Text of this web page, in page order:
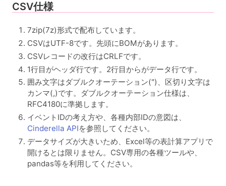
CSV仕様
7zip(7z)形式で配布しています。
CSVはUTF-8です。先頭にBOMがあります。
CSVレコードの改行はCRLFです。
1行目がヘッダ行です。2行目からがデータ行です。
囲み文字はダブルクオーテーション(")、区切り文字は
カンマ(,)です。ダブルクオーテーション仕様は、
RFC4180に準拠します。
イベントIDの考え方や、各種内部IDの意図は、
Cinderella APIを参照してください。
データサイズが大きいため、Excel等の表計算アプリで
開けるとは限りません。CSV専用の各種ツールや、
pandas等を利用してください。